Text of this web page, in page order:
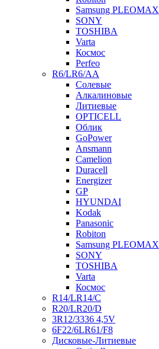
Samsung PLEOMAX
SONY
TOSHIBA
Varta
Космос
Perfeo
R6/LR6/AA
Солевые
Алкалиновые
Литиевые
OPTICELL
Облик
GoPower
Ansmann
Camelion
Duracell
Energizer
GP
HYUNDAI
Kodak
Panasonic
Robiton
Samsung PLEOMAX
SONY
TOSHIBA
Varta
Космос
R14/LR14/C
R20/LR20/D
3R12/3336 4,5V
6F22/6LR61/F8
Дисковые-Литиевые